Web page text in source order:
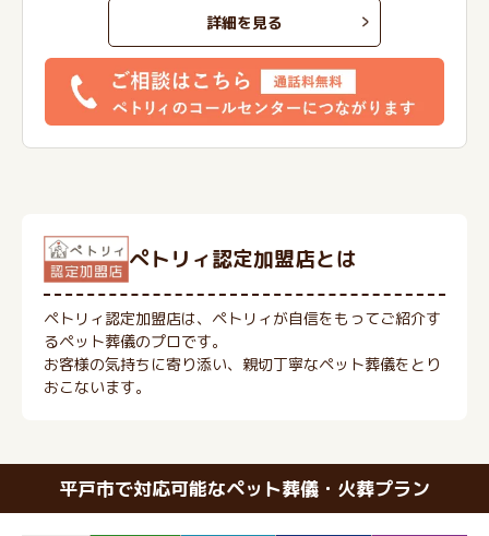
詳細を見る
ぺトリィ認定加盟店とは
ペトリィ認定加盟店は、ペトリィが自信をもってご紹介す
るペット葬儀のプロです。
お客様の気持ちに寄り添い、親切丁寧なペット葬儀をとり
おこないます。
平戸市で対応可能なペット葬儀・火葬プラン